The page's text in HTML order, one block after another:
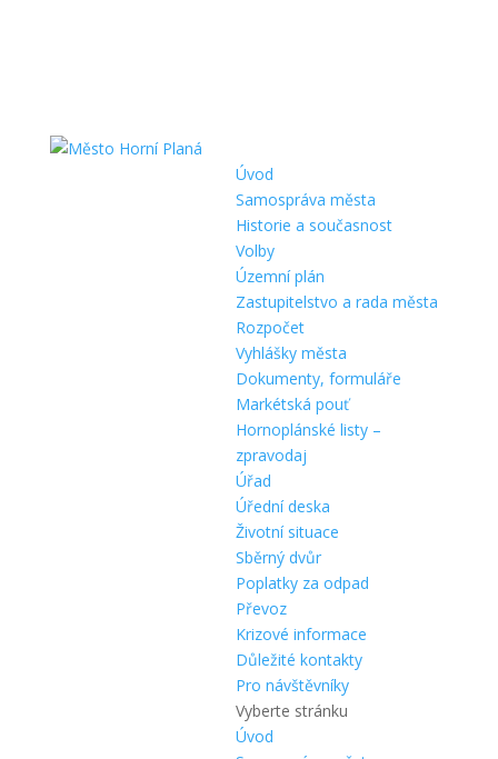
Úvod
Samospráva města
Historie a současnost
Volby
Územní plán
Zastupitelstvo a rada města
Rozpočet
Vyhlášky města
Dokumenty, formuláře
Markétská pouť
Hornoplánské listy –
zpravodaj
Úřad
Úřední deska
Životní situace
Sběrný dvůr
Poplatky za odpad
Převoz
Krizové informace
Důležité kontakty
Pro návštěvníky
Vyberte stránku
Úvod